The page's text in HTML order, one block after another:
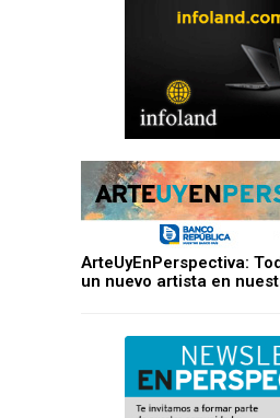
ArteUyEnPerspectiva:
un nuevo artista en